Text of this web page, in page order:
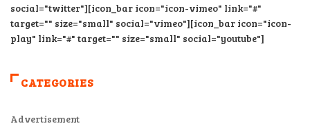
social="twitter"][icon_bar icon="icon-vimeo" link="#"
target="" size="small" social="vimeo"][icon_bar icon="icon-
play" link="#" target="" size="small" social="youtube"]
CATEGORIES
Advertisement